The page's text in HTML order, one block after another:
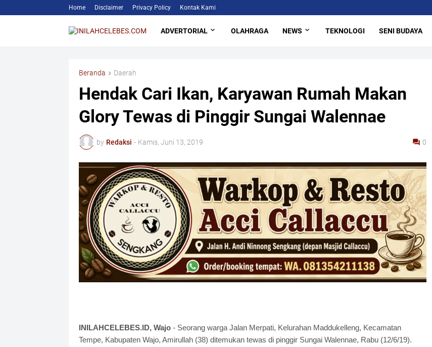
Home Disclaimer Privacy Policy Kontak Kami
ADVERTORIAL OLAHRAGA NEWS TEKNOLOGI SENI BUDAYA
Beranda Daerah
Hendak Cari Ikan, Karyawan Rumah Makan
Glory Tewas di Pinggir Sungai Walennae
by Redaksi - Kamis, Juni 13, 2019 0
INILAHCELEBES.ID, Wajo- Seorang warga Jalan Merpati, Kelurahan Maddukelleng, Kecamatan
Tempe, Kabupaten Wajo, Amirullah (38) ditemukan tewas di pinggir Sungai Walennae, Rabu (12/6/19).